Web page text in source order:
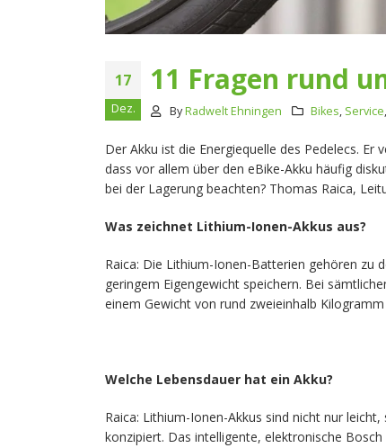
17
Dez.
11 Fragen rund
By Radwelt Ehningen Bikes, Service
Der Akku ist die Energiequelle des Pedelecs.
dass vor allem über den eBike-Akku häufig
bei der Lagerung beachten? Thomas Raica,
Was zeichnet Lithium-Ionen-Akkus aus?
Raica: Die Lithium-Ionen-Batterien gehören zu
geringem Eigengewicht speichern. Bei
einem Gewicht von rund zweieinhalb
Welche Lebensdauer hat ein Akku?
Raica: Lithium-Ionen-Akkus sind nicht nur
konzipiert. Das intelligente, elektronische